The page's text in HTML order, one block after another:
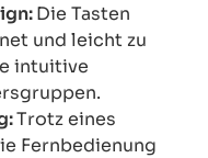
Die Tasten
und leicht zu
intuitive
Trotz eines
Fernbedienung